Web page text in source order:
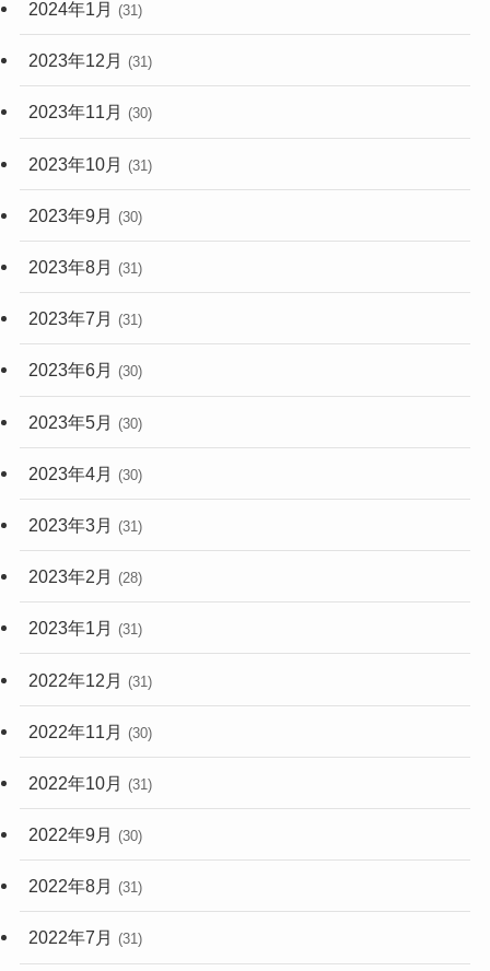
2024年1月 (31)
2023年12月 (31)
2023年11月 (30)
2023年10月 (31)
2023年9月 (30)
2023年8月 (31)
2023年7月 (31)
2023年6月 (30)
2023年5月 (30)
2023年4月 (30)
2023年3月 (31)
2023年2月 (28)
2023年1月 (31)
2022年12月 (31)
2022年11月 (30)
2022年10月 (31)
2022年9月 (30)
2022年8月 (31)
2022年7月 (31)